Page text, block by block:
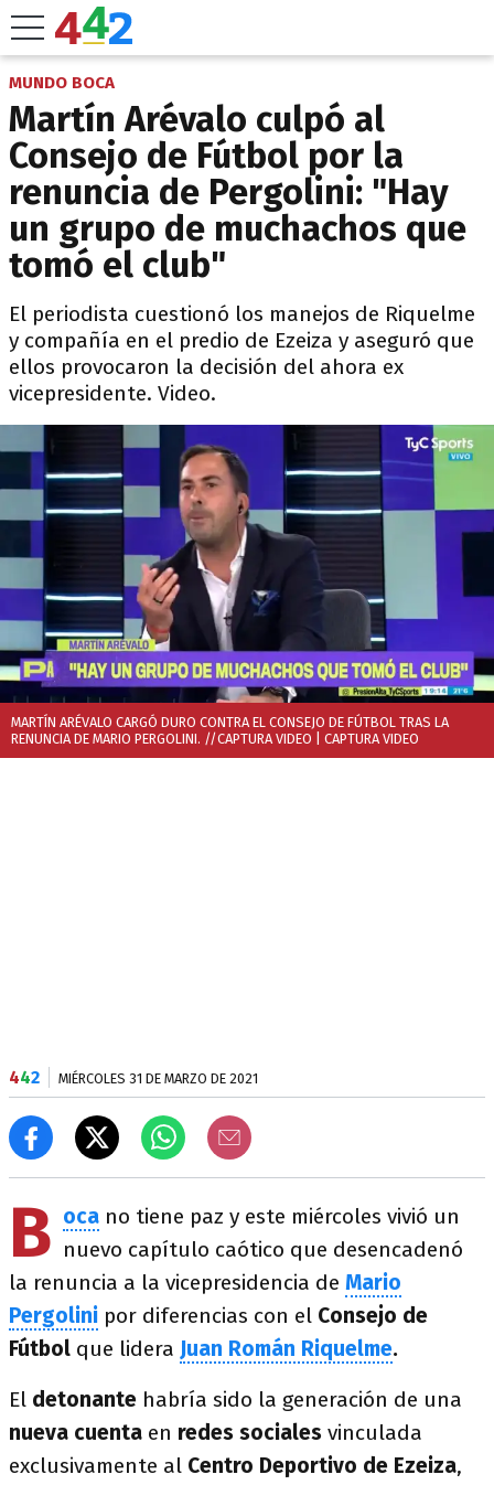
MUNDO BOCA
Martín Arévalo culpó al
Consejo de Fútbol por la
renuncia de Pergolini: "Hay
un grupo de muchachos que
tomó el club"
El periodista cuestionó los manejos de Riquelme
y compañía en el predio de Ezeiza y aseguró que
ellos provocaron la decisión del ahora ex
vicepresidente. Video.
MARTÍN ARÉVALO CARGÓ DURO CONTRA EL CONSEJO DE FÚTBOL TRAS LA
RENUNCIA DE MARIO PERGOLINI. //CAPTURA VIDEO | CAPTURA VIDEO
442 MIÉRCOLES 31 DE MARZO DE 2021
B oca no tiene paz y este miércoles vivió un
nuevo capítulo caótico que desencadenó
la renuncia a la vicepresidencia de Mario
Pergolini por diferencias con el Consejo de
Fútbol que lidera Juan Román Riquelme.
El detonante habría sido la generación de una
nueva cuenta en redes sociales vinculada
exclusivamente al Centro Deportivo de Ezeiza,